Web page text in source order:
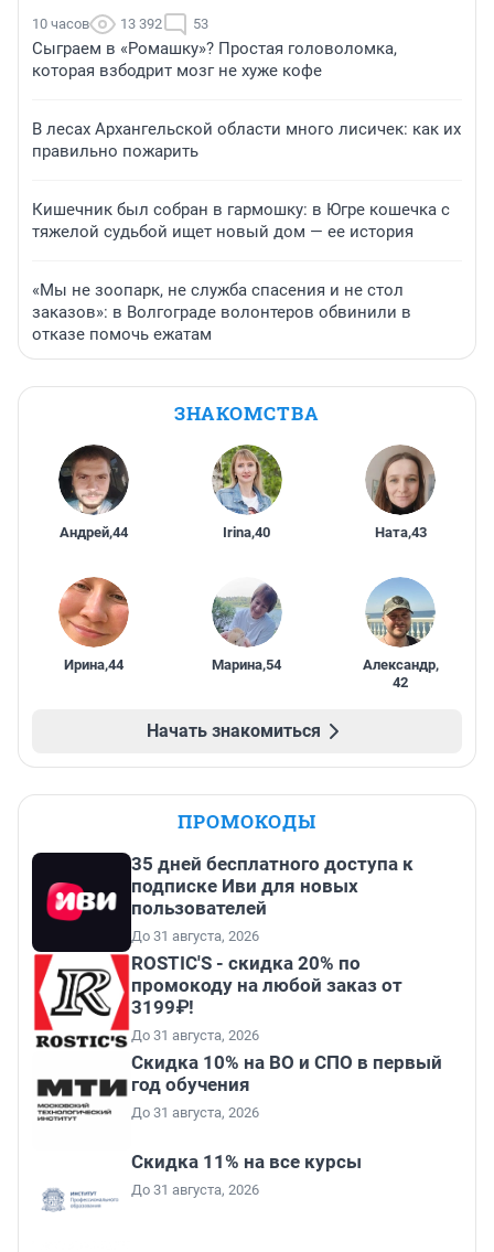
10 часов 13 392 53
Сыграем в «Ромашку»? Простая головоломка,
которая взбодрит мозг не хуже кофе
В лесах Архангельской области много лисичек: как их
правильно пожарить
Кишечник был собран в гармошку: в Югре кошечка с
тяжелой судьбой ищет новый дом — ее история
«Мы не зоопарк, не служба спасения и не стол
заказов»: в Волгограде волонтеров обвинили в
отказе помочь ежатам
ЗНАКОМСТВА
Андрей,44 Irina,40 Ната,43
Ирина,44 Марина,54 Александр,
42
Начать знакомиться
ПРОМОКОДЫ
35 дней бесплатного доступа к
подписке Иви для новых
пользователей
До 31 августа, 2026
ROSTIC'S - скидка 20% по
промокоду на любой заказ от
3199₽!
До 31 августа, 2026
Скидка 10% на ВО и СПО в первый
год обучения
До 31 августа, 2026
Скидка 11% на все курсы
До 31 августа, 2026